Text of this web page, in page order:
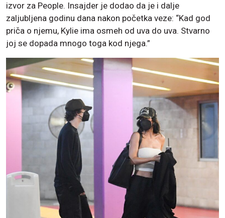
izvor za People. Insajder je dodao da je i dalje
zaljubljena godinu dana nakon početka veze: “Kad god
priča o njemu, Kylie ima osmeh od uva do uva. Stvarno
joj se dopada mnogo toga kod njega.”